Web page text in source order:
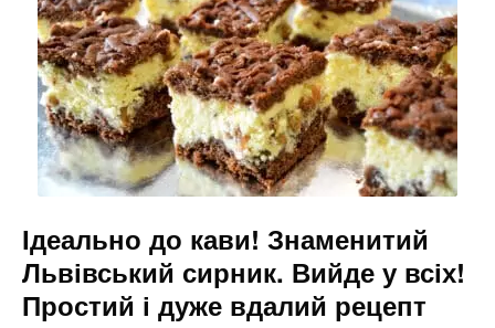
Ідеально до кави! Знаменитий
Львівський сирник. Вийде у всіх!
Простий і дуже вдалий рецепт